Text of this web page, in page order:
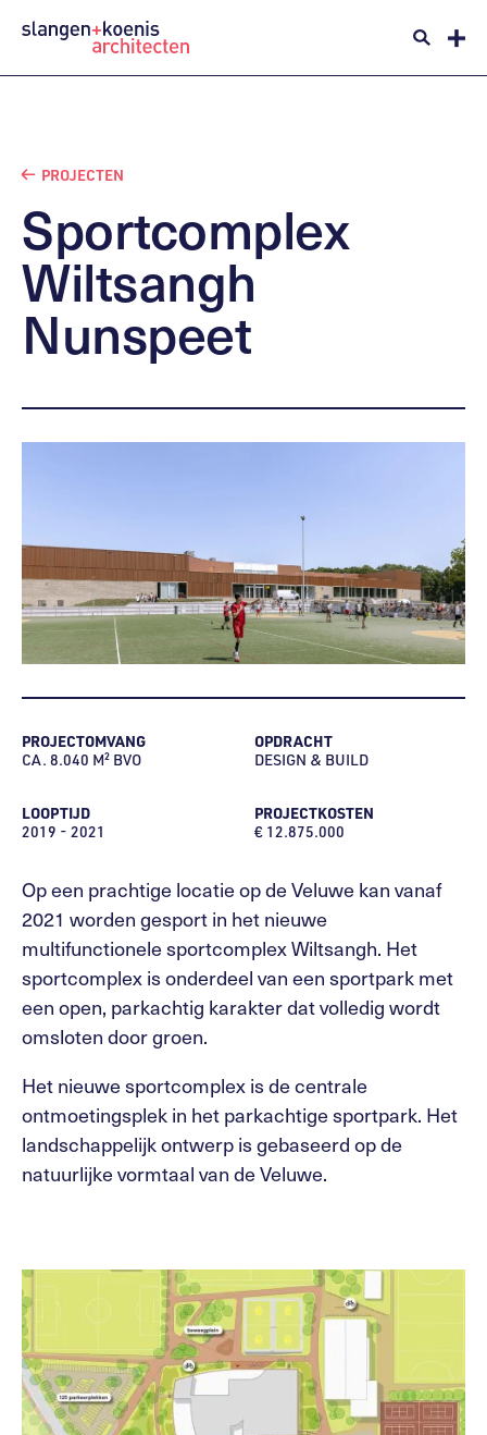
PROJECTEN
Sportcomplex
Wiltsangh
Nunspeet
PROJECTOMVANG
CA. 8.040 M² BVO
OPDRACHT
DESIGN & BUILD
LOOPTIJD
2019 - 2021
PROJECTKOSTEN
€ 12.875.000
Op een prachtige locatie op de Veluwe kan vanaf
2021 worden gesport in het nieuwe
multifunctionele sportcomplex Wiltsangh. Het
sportcomplex is onderdeel van een sportpark met
een open, parkachtig karakter dat volledig wordt
omsloten door groen.
Het nieuwe sportcomplex is de centrale
ontmoetingsplek in het parkachtige sportpark. Het
landschappelijk ontwerp is gebaseerd op de
natuurlijke vormtaal van de Veluwe.